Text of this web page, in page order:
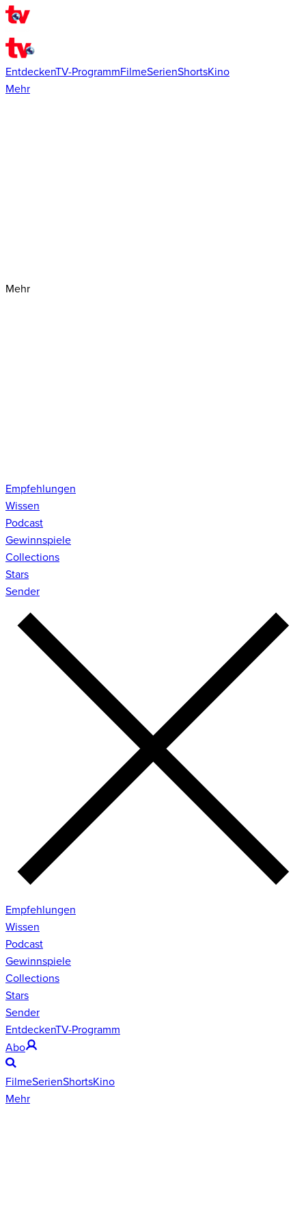
EntdeckenTV-ProgrammFilmeSerienShortsKino
Mehr
Mehr
Empfehlungen
Wissen
Podcast
Gewinnspiele
Collections
Stars
Sender
Empfehlungen
Wissen
Podcast
Gewinnspiele
Collections
Stars
Sender
EntdeckenTV-Programm
Abo
FilmeSerienShortsKino
Mehr